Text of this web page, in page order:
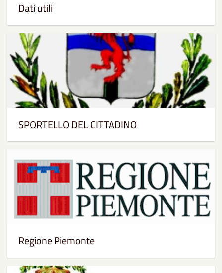
Dati utili
SPORTELLO DEL CITTADINO
Regione Piemonte